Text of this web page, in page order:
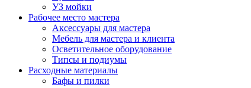
УЗ мойки
Рабочее место мастера
Аксессуары для мастера
Мебель для мастера и клиента
Осветительное оборудование
Типсы и подиумы
Расходные материалы
Бафы и пилки